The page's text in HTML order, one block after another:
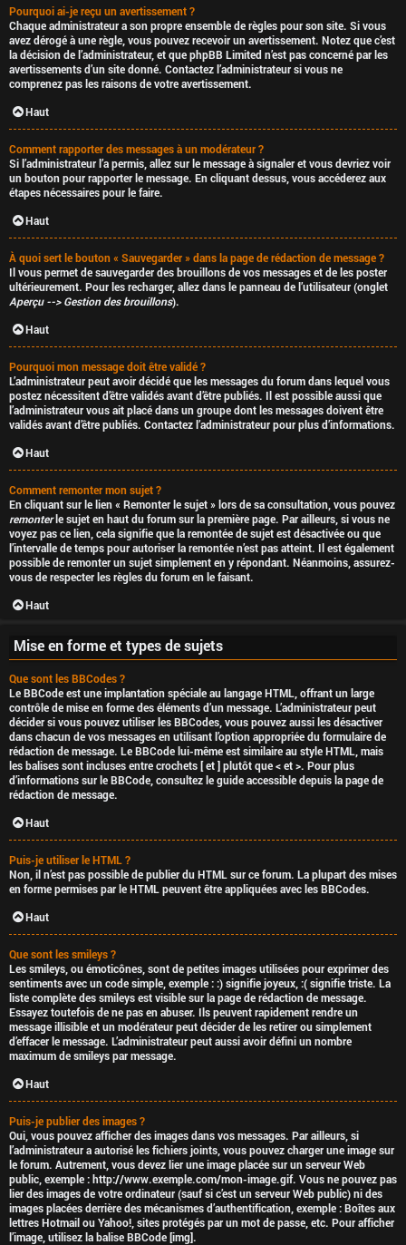
Pourquoi ai-je reçu un avertissement ?
Chaque administrateur a son propre ensemble de règles pour son site. Si vous
avez dérogé à une règle, vous pouvez recevoir un avertissement. Notez que c’est
la décision de l’administrateur, et que phpBB Limited n’est pas concerné par les
avertissements d’un site donné. Contactez l’administrateur si vous ne
comprenez pas les raisons de votre avertissement.
Haut
Comment rapporter des messages à un modérateur ?
Si l’administrateur l’a permis, allez sur le message à signaler et vous devriez voir
un bouton pour rapporter le message. En cliquant dessus, vous accéderez aux
étapes nécessaires pour le faire.
Haut
À quoi sert le bouton « Sauvegarder » dans la page de rédaction de message ?
Il vous permet de sauvegarder des brouillons de vos messages et de les poster
ultérieurement. Pour les recharger, allez dans le panneau de l’utilisateur (onglet
Aperçu --> Gestion des brouillons).
Haut
Pourquoi mon message doit être validé ?
L’administrateur peut avoir décidé que les messages du forum dans lequel vous
postez nécessitent d’être validés avant d’être publiés. Il est possible aussi que
l’administrateur vous ait placé dans un groupe dont les messages doivent être
validés avant d’être publiés. Contactez l’administrateur pour plus d’informations.
Haut
Comment remonter mon sujet ?
En cliquant sur le lien « Remonter le sujet » lors de sa consultation, vous pouvez
remonterle sujet en haut du forum sur la première page. Par ailleurs, si vous ne
voyez pas ce lien, cela signifie que la remontée de sujet est désactivée ou que
l’intervalle de temps pour autoriser la remontée n’est pas atteint. Il est également
possible de remonter un sujet simplement en y répondant. Néanmoins, assurez-
vous de respecter les règles du forum en le faisant.
Haut
Mise en forme et types de sujets
Que sont les BBCodes ?
Le BBCode est une implantation spéciale au langage HTML, offrant un large
contrôle de mise en forme des éléments d’un message. L’administrateur peut
décider si vous pouvez utiliser les BBCodes, vous pouvez aussi les désactiver
dans chacun de vos messages en utilisant l’option appropriée du formulaire de
rédaction de message. Le BBCode lui-même est similaire au style HTML, mais
les balises sont incluses entre crochets [ et ] plutôt que < et >. Pour plus
d’informations sur le BBCode, consultez le guide accessible depuis la page de
rédaction de message.
Haut
Puis-je utiliser le HTML ?
Non, il n’est pas possible de publier du HTML sur ce forum. La plupart des mises
en forme permises par le HTML peuvent être appliquées avec les BBCodes.
Haut
Que sont les smileys ?
Les smileys, ou émoticônes, sont de petites images utilisées pour exprimer des
sentiments avec un code simple, exemple : :) signifie joyeux, :( signifie triste. La
liste complète des smileys est visible sur la page de rédaction de message.
Essayez toutefois de ne pas en abuser. Ils peuvent rapidement rendre un
message illisible et un modérateur peut décider de les retirer ou simplement
d’effacer le message. L’administrateur peut aussi avoir défini un nombre
maximum de smileys par message.
Haut
Puis-je publier des images ?
Oui, vous pouvez afficher des images dans vos messages. Par ailleurs, si
l’administrateur a autorisé les fichiers joints, vous pouvez charger une image sur
le forum. Autrement, vous devez lier une image placée sur un serveur Web
public, exemple : http://www.exemple.com/mon-image.gif. Vous ne pouvez pas
lier des images de votre ordinateur (sauf si c’est un serveur Web public) ni des
images placées derrière des mécanismes d’authentification, exemple : Boîtes aux
lettres Hotmail ou Yahoo!, sites protégés par un mot de passe, etc. Pour afficher
l’image, utilisez la balise BBCode [img].